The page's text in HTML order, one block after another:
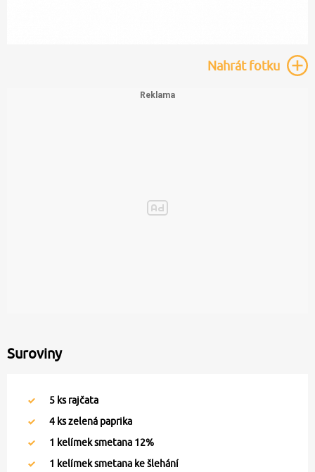
Nahrátfotku
Suroviny
5 ks rajčata
4 ks zelená paprika
1 kelímek smetana 12%
1 kelímek smetana ke šlehání